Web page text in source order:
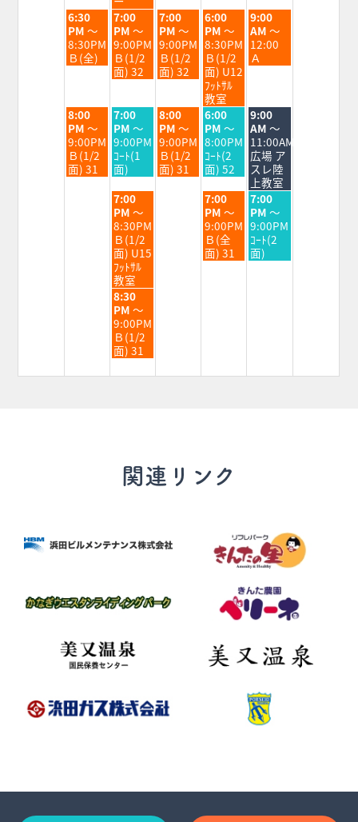
2026
2026
2026
2026
2026
火
曜
日,
9
月
6:30
PM ～
8:30PM
Ｂ(全)
水
曜
日,
9
月
2nd
7:00
PM ～
9:00PM
Ｂ(1/2
面) 32
木
曜
日,
9
月
3rd
7:00
PM ～
9:00PM
Ｂ(1/2
面) 32
金
曜
日,
9
月
4th
2026
6:00
PM ～
8:30PM
Ｂ(1/2
面) U12
ﾌｯﾄｻﾙ
教室
土
曜
日,
9
月
9:00
AM ～
12:00
Ａ
火
曜
日,
9
月
1st
8:00
PM ～
9:00PM
Ｂ(1/2
面) 31
水
曜
日,
9
月
2nd
2026
7:00
PM ～
9:00PM
ｺｰﾄ(1
面)
木
曜
日,
9
月
3rd
8:00
PM ～
9:00PM
Ｂ(1/2
面) 31
金
曜
日,
9
月
4th
2026
6:00
PM ～
8:00PM
ｺｰﾄ(2
面) 52
土
曜
日,
9
月
5th
2026
9:00
AM ～
11:00AM
広場 ア
スレ陸
上教室
水
曜
日,
9
月
2nd
2026
7:00
PM ～
8:30PM
Ｂ(1/2
面) U15
ﾌｯﾄｻﾙ
教室
金
曜
日,
9
月
4th
7:00
PM ～
9:00PM
Ｂ(全
面) 31
土
曜
日,
9
月
5th
7:00
PM ～
9:00PM
ｺｰﾄ(2
面)
水
曜
日,
9
月
2nd
2026
8:30
PM ～
9:00PM
Ｂ(1/2
面) 31
関連リンク